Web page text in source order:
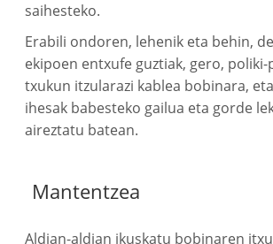
saihesteko.
Erabili ondoren, lehenik eta behin,
ekipoen entxufe guztiak, gero, poliki-
txukun itzularazi kablea bobinara,
ihesak babesteko gailua eta gorde
aireztatu batean.
Mantentzea
Aldian-aldian ikuskatu bobinaren